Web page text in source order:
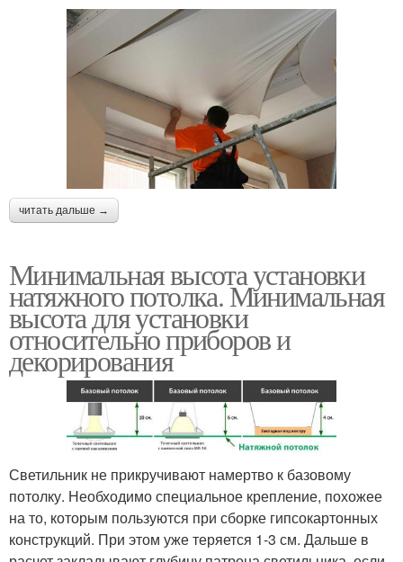
читать дальше →
Минимальная высота установки
натяжного потолка. Минимальная
высота для установки
относительно приборов и
декорирования
Светильник не прикручивают намертво к базовому
потолку. Необходимо специальное крепление, похожее
на то, которым пользуются при сборке гипсокартонных
конструкций. При этом уже теряется 1-3 см. Дальше в